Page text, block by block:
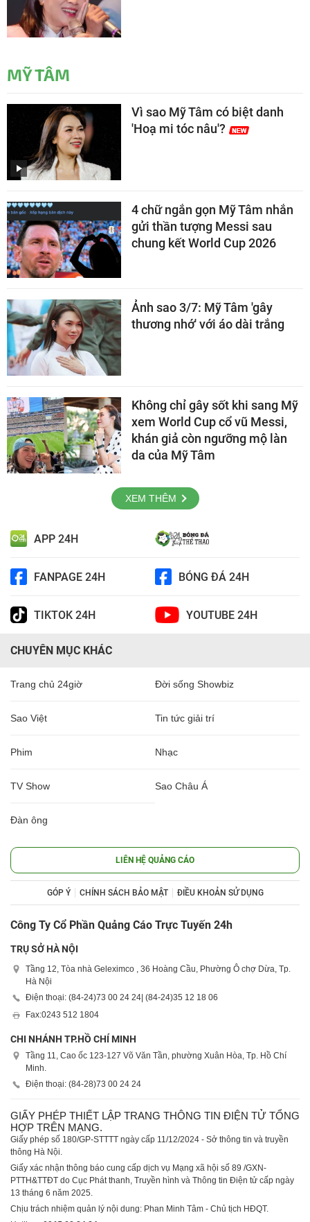
MỸ TÂM
Vì sao Mỹ Tâm có biệt danh
'Hoạ mi tóc nâu'?
4 chữ ngắn gọn Mỹ Tâm nhắn
gửi thần tượng Messi sau
chung kết World Cup 2026
Ảnh sao 3/7: Mỹ Tâm 'gây
thương nhớ' với áo dài trắng
Không chỉ gây sốt khi sang Mỹ
xem World Cup cổ vũ Messi,
khán giả còn ngưỡng mộ làn
da của Mỹ Tâm
XEM THÊM
APP 24H
FANPAGE 24H BÓNG ĐÁ 24H
TIKTOK 24H YOUTUBE 24H
CHUYÊN MỤC KHÁC
Trang chủ 24giờ Đời sống Showbiz
Sao Việt Tin tức giải trí
Phim Nhạc
TV Show Sao Châu Á
Đàn ông
LIÊN HỆ QUẢNG CÁO
GÓP Ý CHÍNH SÁCH BẢO MẬT ĐIỀU KHOẢN SỬ DỤNG
Công Ty Cổ Phần Quảng Cáo Trực Tuyến 24h
TRỤ SỞ HÀ NỘI
Tầng 12, Tòa nhà Geleximco , 36 Hoàng Cầu, Phường Ô chợ Dừa, Tp.
Hà Nội
Điện thoại: (84-24)73 00 24 24 | (84-24)35 12 18 06
Fax:0243 512 1804
CHI NHÁNH TP.HỒ CHÍ MINH
Tầng 11, Cao ốc 123-127 Võ Văn Tần, phường Xuân Hòa, Tp. Hồ Chí
Minh.
Điện thoại: (84-28)73 00 24 24
GIẤY PHÉP THIẾT LẬP TRANG THÔNG TIN ĐIỆN TỬ TỔNG
HỢP TRÊN MẠNG.
Giấy phép số 180/GP-STTTT ngày cấp 11/12/2024 - Sở thông tin và truyền
thông Hà Nội.
Giấy xác nhận thông báo cung cấp dịch vụ Mạng xã hội số 89 /GXN-
PTTH&TTĐT do Cục Phát thanh, Truyền hình và Thông tin Điện tử cấp ngày
13 tháng 6 năm 2025.
Chịu trách nhiệm quản lý nội dung: Phan Minh Tâm - Chủ tịch HĐQT.